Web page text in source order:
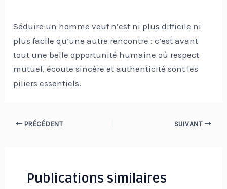
Séduire un homme veuf n’est ni plus difficile ni
plus facile qu’une autre rencontre : c’est avant
tout une belle opportunité humaine où respect
mutuel, écoute sincère et authenticité sont les
piliers essentiels.
Navigation
PRÉCÉDENT SUIVANT
Publications similaires